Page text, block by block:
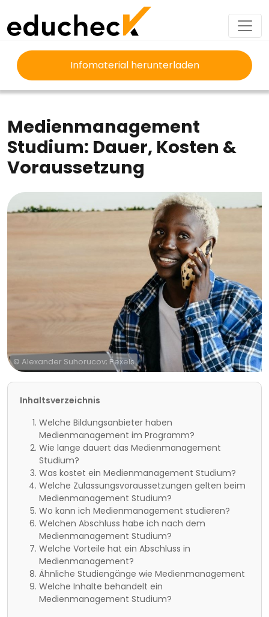
Infomaterial herunterladen
EDUCHECK
STUDIUM
MEDIENMANAGEMENT STUDIUM
Medienmanagement
Studium: Dauer, Kosten &
Voraussetzung
© Alexander Suhorucov; Pexels
Inhaltsverzeichnis
Welche Bildungsanbieter haben
Medienmanagement im Programm?
Wie lange dauert das Medienmanagement
Studium?
Was kostet ein Medienmanagement Studium?
Welche Zulassungsvoraussetzungen gelten beim
Medienmanagement Studium?
Wo kann ich Medienmanagement studieren?
Welchen Abschluss habe ich nach dem
Medienmanagement Studium?
Welche Vorteile hat ein Abschluss in
Medienmanagement?
Ähnliche Studiengänge wie Medienmanagement
Welche Inhalte behandelt ein
Medienmanagement Studium?